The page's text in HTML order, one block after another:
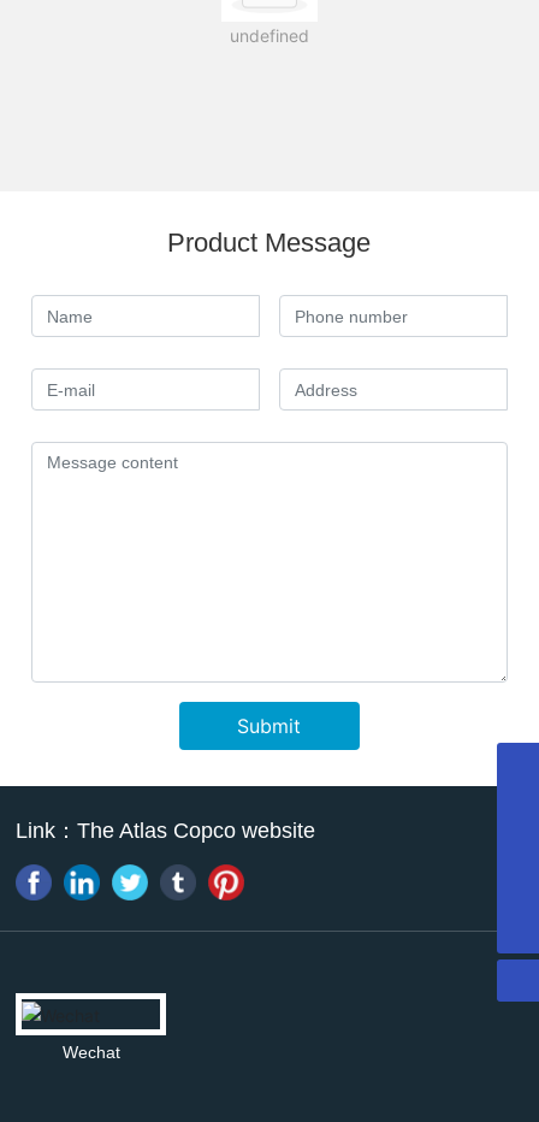
undefined
Product Message
Submit
Link：The Atlas Copco website
Wechat
022-27374716